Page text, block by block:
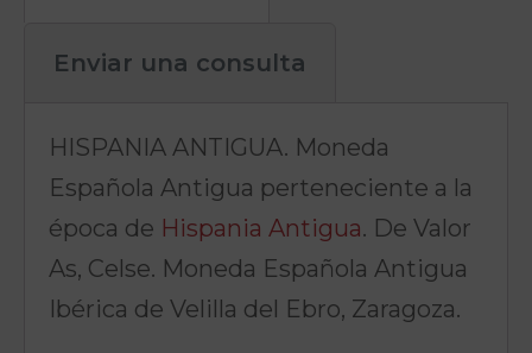
Enviar una consulta
HISPANIA ANTIGUA. Moneda
Española Antigua perteneciente a la
época de Hispania Antigua. De Valor
As, Celse. Moneda Española Antigua
Ibérica de Velilla del Ebro, Zaragoza.